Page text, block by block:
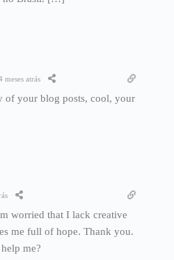
meses atrás
of your blog posts, cool, your
worried that I lack creative
me full of hope. Thank you.
me?